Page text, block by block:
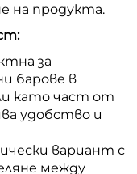
на продукта.
за
барове в
като част от
удобство и
вариант с
между